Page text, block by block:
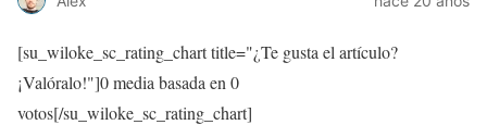
[su_wiloke_sc_rating_chart title="¿Te gusta el artículo?
¡Valóralo!"]0media basada en 0
votos[/su_wiloke_sc_rating_chart]